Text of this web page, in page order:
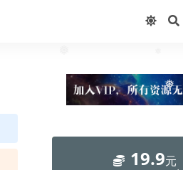
❅
❅ ❅
19.9元